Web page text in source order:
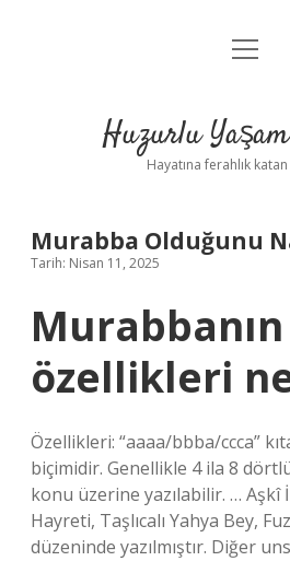
Anasayfa
Yasal Uyarı
menüyü
Huzurlu
Hayatına ferahlık
Murabba Olduğunu
Tarih: Nisan 11, 2025
Murabbanın
özellikleri
Özellikleri: “aaaa/bbba/ccca”
biçimidir. Genellikle 4 ila 8
konu üzerine yazılabilir. … Aşkî
Hayreti, Taşlıcalı Yahya Bey,
düzeninde yazılmıştır. Diğer